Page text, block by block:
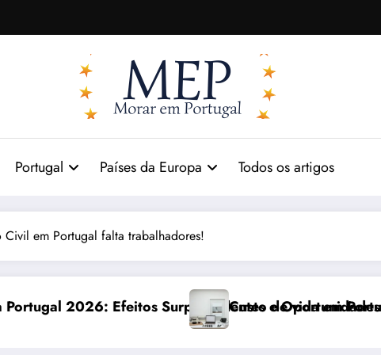
Portugal Países da Europa Todos os artigos
Civil em Portugal falta trabalhadores!
e Oportunidades
Custo de vida em Portugal 2026: impactos